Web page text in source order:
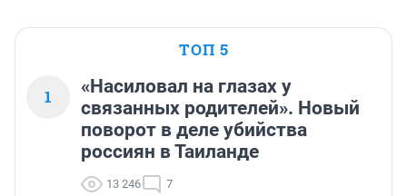
ТОП 5
1
«Насиловал на глазах у
связанных родителей». Новый
поворот в деле убийства
россиян в Таиланде
13 246 7